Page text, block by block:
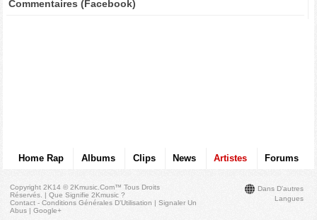
Commentaires (Facebook)
Home Rap Albums Clips News Artistes Forums
Dans D'autres
Langues
Copyright 2K14 © 2Kmusic.com™Tous Droits
Réservés . |Que Signifie 2Kmusic ?
Contact - Conditions Générales D'Utilisation |Signaler Un
Abus |Google+